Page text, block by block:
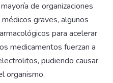
de organizaciones
graves, algunos
para acelerar
medicamentos fuerzan a
pudiendo causar
organismo.